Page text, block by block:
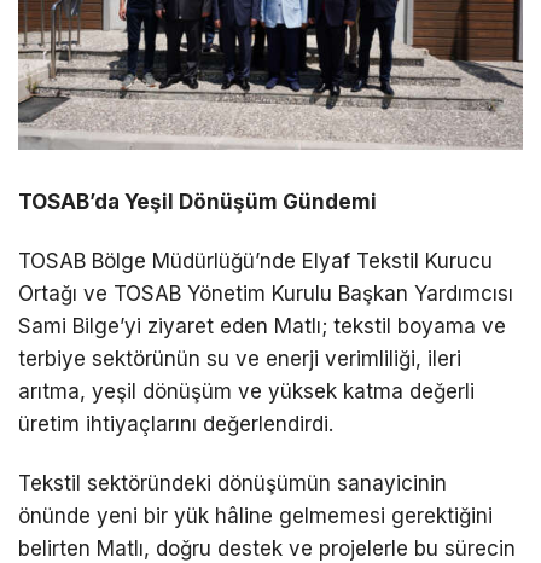
TOSAB’da Yeşil Dönüşüm Gündemi
TOSAB Bölge Müdürlüğü’nde Elyaf Tekstil Kurucu
Ortağı ve TOSAB Yönetim Kurulu Başkan Yardımcısı
Sami Bilge’yi ziyaret eden Matlı; tekstil boyama ve
terbiye sektörünün su ve enerji verimliliği, ileri
arıtma, yeşil dönüşüm ve yüksek katma değerli
üretim ihtiyaçlarını değerlendirdi.
Tekstil sektöründeki dönüşümün sanayicinin
önünde yeni bir yük hâline gelmemesi gerektiğini
belirten Matlı, doğru destek ve projelerle bu sürecin